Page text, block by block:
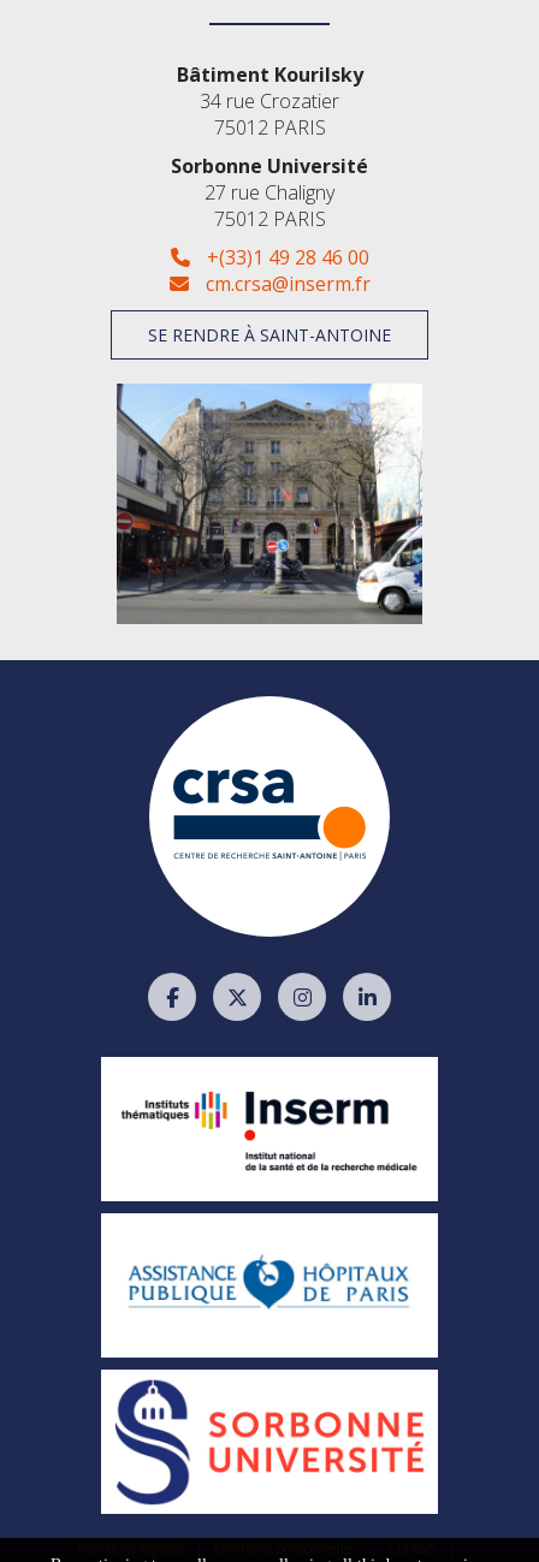
Bâtiment Kourilsky
34 rue Crozatier
75012 PARIS
Sorbonne Université
27 rue Chaligny
75012 PARIS
+(33)1 49 28 46 00
cm.crsa@inserm.fr
SE RENDRE À SAINT-ANTOINE